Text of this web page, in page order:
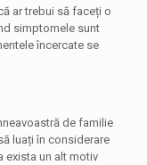
ar trebui să faceți o
simptomele sunt
încercate se
de familie
luați în considerare
exista un alt motiv